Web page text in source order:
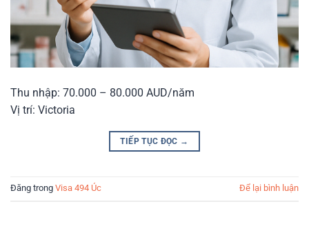
Thu nhập: 70.000 – 80.000 AUD/năm
Vị trí: Victoria
TIẾP TỤC ĐỌC →
Đăng trong Visa 494 Úc Để lại bình luận